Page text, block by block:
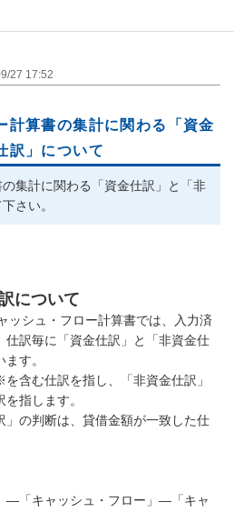
27 17:52
計算書の集計に関わる「資金
訳」について
集計に関わる「資金仕訳」と「非
さい。
について
ッシュ・フロー計算書では、入力済
仕訳毎に「資金仕訳」と「非資金仕
す。
含む仕訳を指し、「非資金仕訳」
指します。
」の判断は、貸借金額が一致した仕
―「キャッシュ・フロー」―「キャ